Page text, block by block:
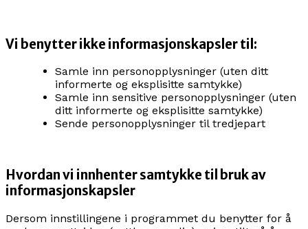
Vi benytterikke informasjonskapsler til:
Samle inn personopplysninger (uten ditt
informerte og eksplisitte samtykke)
Samle inn sensitive personopplysninger (uten
ditt informerte og eksplisitte samtykke)
Sende personopplysninger til tredjepart
Hvordan vi innhenter samtykke til bruk av
informasjonskapsler
Dersom innstillingene i programmet du benytter for å